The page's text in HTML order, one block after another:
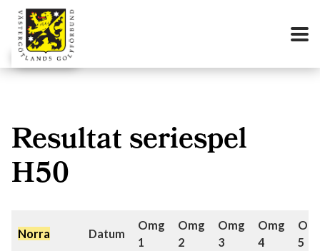
Resultat seriespel
H50
Norra Datum
Omg
1
Omg
2
Omg
3
Omg
4
5